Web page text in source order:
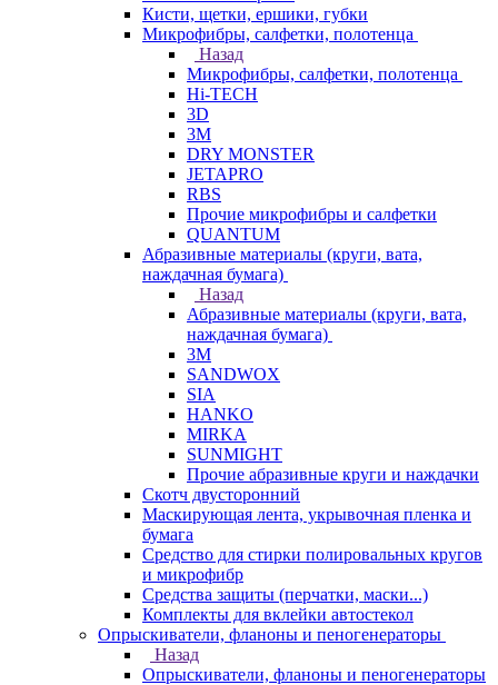
Кисти, щетки, ершики, губки
Микрофибры, салфетки, полотенца
Назад
Микрофибры, салфетки, полотенца
Hi-TECH
3D
3М
DRY MONSTER
JETAPRO
RBS
Прочие микрофибры и салфетки
QUANTUM
Абразивные материалы (круги, вата,
наждачная бумага)
Назад
Абразивные материалы (круги, вата,
наждачная бумага)
3М
SANDWOX
SIA
HANKO
MIRKA
SUNMIGHT
Прочие абразивные круги и наждачки
Скотч двусторонний
Маскирующая лента, укрывочная пленка и
бумага
Средство для стирки полировальных кругов
и микрофибр
Средства защиты (перчатки, маски...)
Комплекты для вклейки автостекол
Опрыскиватели, фланоны и пеногенераторы
Назад
Опрыскиватели, фланоны и пеногенераторы